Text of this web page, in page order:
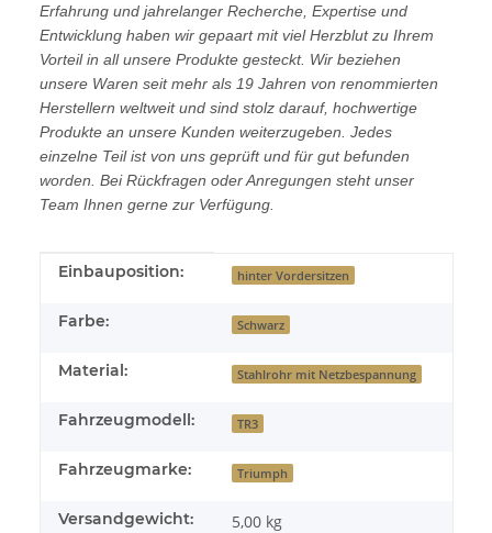
Erfahrung und jahrelanger Recherche, Expertise und
Entwicklung haben wir gepaart mit viel Herzblut zu Ihrem
Vorteil in all unsere Produkte gesteckt. Wir beziehen
unsere Waren seit mehr als 19 Jahren von renommierten
Herstellern weltweit und sind stolz darauf, hochwertige
Produkte an unsere Kunden weiterzugeben. Jedes
einzelne Teil ist von uns geprüft und für gut befunden
worden. Bei Rückfragen oder Anregungen steht unser
Team Ihnen gerne zur Verfügung.
Produkteigenschaft
Wert
Einbauposition: hinter Vordersitzen
Farbe: Schwarz
Material: Stahlrohr mit Netzbespannung
Fahrzeugmodell: TR3
Fahrzeugmarke: Triumph
Versandgewicht: 5,00 kg